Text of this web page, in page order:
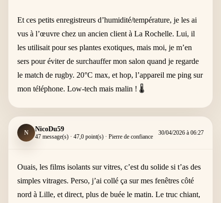
Et ces petits enregistreurs d’humidité/température, je les ai
vus à l’œuvre chez un ancien client à La Rochelle. Lui, il
les utilisait pour ses plantes exotiques, mais moi, je m’en
sers pour éviter de surchauffer mon salon quand je regarde
le match de rugby. 20°C max, et hop, l’appareil me ping sur
mon téléphone. Low-tech mais malin ! 🌡️
N NicoDu59
47 message(s) · 47,0 point(s) · Pierre de confiance
30/04/2026 à 06:27
Ouais, les films isolants sur vitres, c’est du solide si t’as des
simples vitrages. Perso, j’ai collé ça sur mes fenêtres côté
nord à Lille, et direct, plus de buée le matin. Le truc chiant,